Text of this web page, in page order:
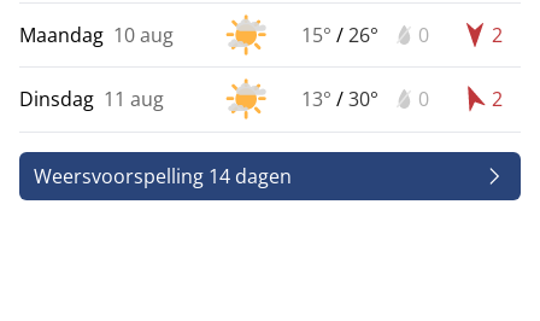
Maandag 10 aug 15° /26° 0 2
Dinsdag 11 aug 13° /30° 0 2
Weersvoorspelling 14 dagen